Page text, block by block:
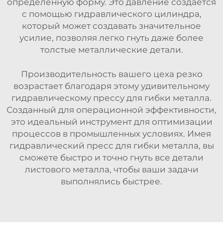
с помощью гидравлического цилиндра,
который может создавать значительное
усилие, позволяя легко гнуть даже более
толстые металлические детали.
Производительность вашего цеха резко
возрастает благодаря этому удивительному
гидравлическому прессу для гибки металла.
Созданный для операционной эффективности,
это идеальный инструмент для оптимизации
процессов в промышленных условиях. Имея
гидравлический пресс для гибки металла, вы
сможете быстро и точно гнуть все детали
листового металла, чтобы ваши задачи
выполнялись быстрее.